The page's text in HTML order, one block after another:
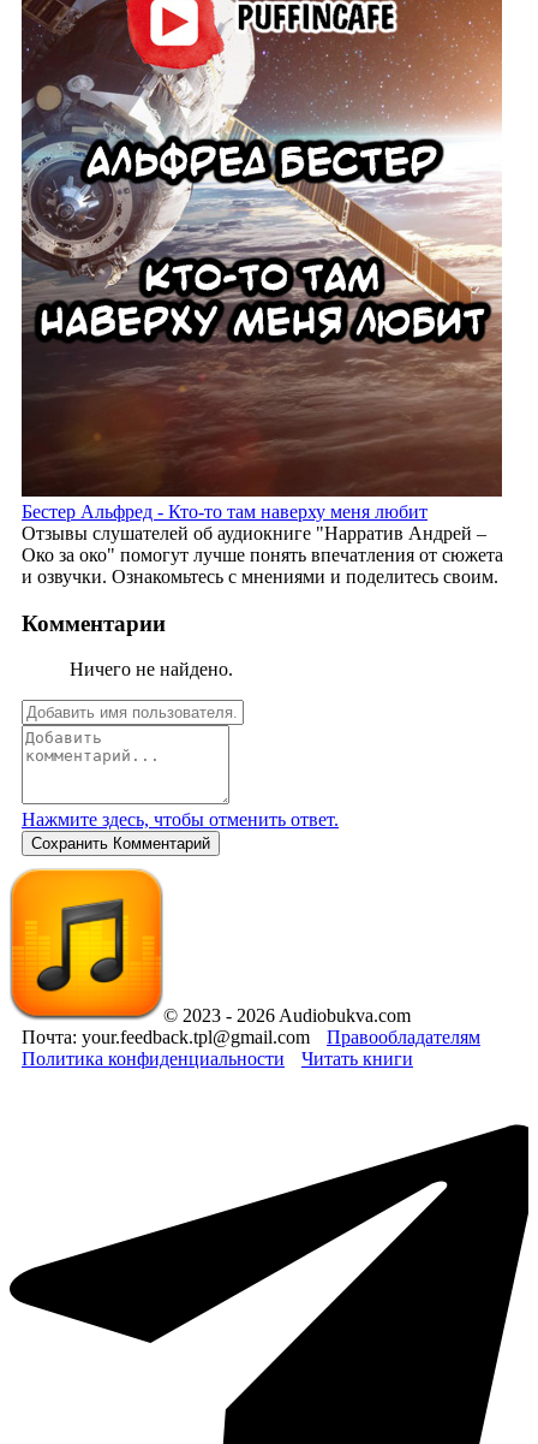
Бестер Альфред - Кто-то там наверху меня любит
Отзывы слушателей об аудиокниге "Нарратив Андрей –
Око за око" помогут лучше понять впечатления от сюжета
и озвучки. Ознакомьтесь с мнениями и поделитесь своим.
Комментарии
Ничего не найдено.
Нажмите здесь, чтобы отменить ответ.
Сохранить Комментарий
© 2023 - 2026 Audiobukva.com
Почта: your.feedback.tpl@gmail.com
Правообладателям
Политика конфиденциальности
Читать книги